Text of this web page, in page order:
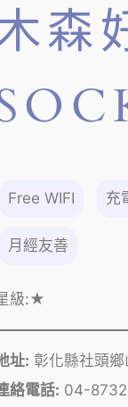
森
Free WIFI 充
月經友善
級:★
址: 彰化縣社頭
絡電話: 04-